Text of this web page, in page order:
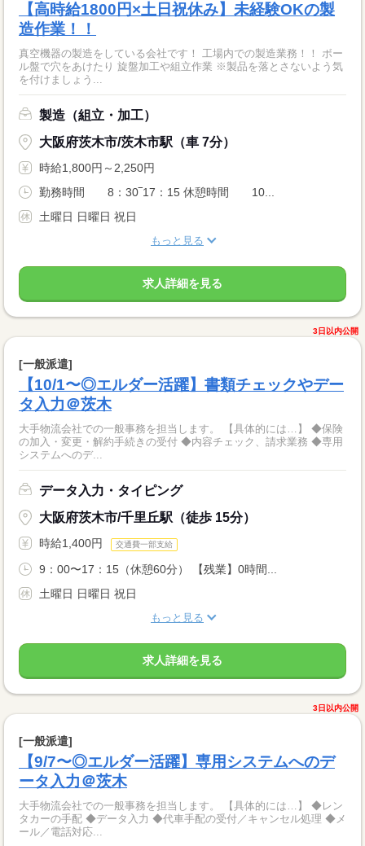
【高時給1800円×土日祝休み】未経験OKの製
造作業！！
真空機器の製造をしている会社です！ 工場内での製造業務！！ ボー
ル盤で穴をあけたり 旋盤加工や組立作業 ※製品を落とさないよう気
を付けましょう...
製造（組立・加工）
大阪府茨木市/茨木市駅（車 7分）
時給1,800円～2,250円
勤務時間 8：30‾17：15 休憩時間 10...
土曜日 日曜日 祝日
もっと見る
求人詳細を見る
3日以内公開
[一般派遣]
【10/1〜◎エルダー活躍】書類チェックやデー
タ入力＠茨木
大手物流会社での一般事務を担当します。 【具体的には…】 ◆保険
の加入・変更・解約手続きの受付 ◆内容チェック、請求業務 ◆専用
システムへのデ...
データ入力・タイピング
大阪府茨木市/千里丘駅（徒歩 15分）
時給1,400円 交通費一部支給
9：00〜17：15（休憩60分） 【残業】0時間...
土曜日 日曜日 祝日
もっと見る
求人詳細を見る
3日以内公開
[一般派遣]
【9/7〜◎エルダー活躍】専用システムへのデ
ータ入力＠茨木
大手物流会社での一般事務を担当します。 【具体的には…】 ◆レン
タカーの手配 ◆データ入力 ◆代車手配の受付／キャンセル処理 ◆メ
ール／電話対応...